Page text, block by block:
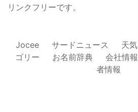
リンクフリーです。
Jocee サードニュース 天気
ゴリー
お名前辞典 会社情報
者情報